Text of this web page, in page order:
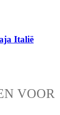
Italië
VOOR